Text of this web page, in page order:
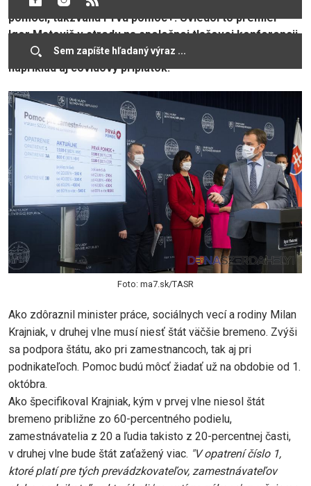
pomoci, takzvanú Prvú pomoc+. Uviedol to premiér
Igor Matovič v stredu na spoločnej tlačovej konferencii
s niekoľkými ministrami kabinetu. Súčasťou pomoci je
napríklad aj covidový príplatok.
Foto: ma7.sk/TASR
Ako zdôraznil minister práce, sociálnych vecí a rodiny Milan
Krajniak, v druhej vlne musí niesť štát väčšie bremeno. Zvýši
sa podpora štátu, ako pri zamestnancoch, tak aj pri
podnikateľoch. Pomoc budú môcť žiadať už na obdobie od 1.
októbra.
Ako špecifikoval Krajniak, kým v prvej vlne niesol štát
bremeno približne zo 60-percentného podielu,
zamestnávatelia z 20 a ľudia takisto z 20-percentnej časti,
v druhej vlne bude štát zaťažený viac. "V opatrení číslo 1,
ktoré platí pre tých prevádzkovateľov, zamestnávateľov